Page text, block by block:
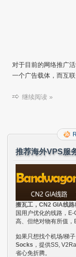
对于目前的网络推广
一个广告载体，而互
继续阅读 »
推荐海外VPS服
搬瓦工，CN2 GIA线
国用户优化的线路，
高、但绝对物有所值，
如果只想找个机场/梯
Socks ，提供SS,
省心免折腾。